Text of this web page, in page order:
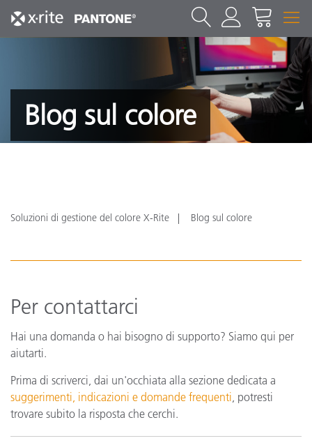
Blog sul colore
Soluzioni di gestione del colore X-Rite Blog sul colore
Per contattarci
Hai una domanda o hai bisogno di supporto? Siamo qui per
aiutarti.
Prima di scriverci, dai un'occhiata alla sezione dedicata a
suggerimenti, indicazioni e domande frequenti, potresti
trovare subito la risposta che cerchi.